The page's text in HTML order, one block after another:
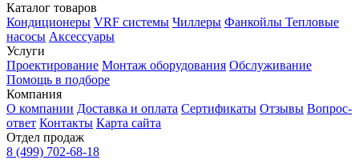
Каталог товаров
Кондиционеры VRF системы Чиллеры Фанкойлы Тепловые
насосы Аксессуары
Услуги
Проектирование Монтаж оборудования Обслуживание
Помощь в подборе
Компания
О компании Доставка и оплата Сертификаты Отзывы Вопрос-
ответ Контакты Карта сайта
Отдел продаж
8 (499) 702-68-18